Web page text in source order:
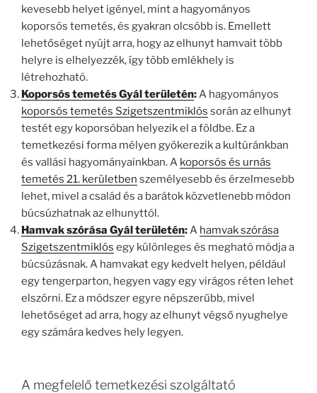
kevesebb helyet igényel, mint a hagyományos
koporsós temetés, és gyakran olcsóbb is. Emellett
lehetőséget nyújt arra, hogy az elhunyt hamvait több
helyre is elhelyezzék, így több emlékhely is
létrehozható.
Koporsós temetés Gyál területén:A hagyományos
koporsós temetés Szigetszentmiklós során az elhunyt
testét egy koporsóban helyezik el a földbe. Ez a
temetkezési forma mélyen gyökerezik a kultúránkban
és vallási hagyományainkban. A koporsós és urnás
temetés 21. kerületben személyesebb és érzelmesebb
lehet, mivel a család és a barátok közvetlenebb módon
búcsúzhatnak az elhunyttól.
Hamvak szórása Gyál területén:A hamvak szórása
Szigetszentmiklós egy különleges és megható módja a
búcsúzásnak. A hamvakat egy kedvelt helyen, például
egy tengerparton, hegyen vagy egy virágos réten lehet
elszórni. Ez a módszer egyre népszerűbb, mivel
lehetőséget ad arra, hogy az elhunyt végső nyughelye
egy számára kedves hely legyen.
A megfelelő temetkezési szolgáltató